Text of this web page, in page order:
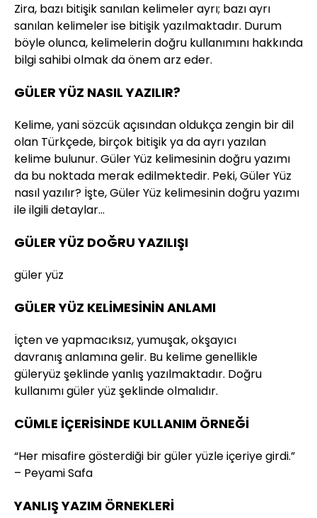
Zira, bazı bitişik sanılan kelimeler ayrı; bazı ayrı
sanılan kelimeler ise bitişik yazılmaktadır. Durum
böyle olunca, kelimelerin doğru kullanımını hakkında
bilgi sahibi olmak da önem arz eder.
GÜLER YÜZ NASIL YAZILIR?
Kelime, yani sözcük açısından oldukça zengin bir dil
olan Türkçede, birçok bitişik ya da ayrı yazılan
kelime bulunur. Güler Yüz kelimesinin doğru yazımı
da bu noktada merak edilmektedir. Peki, Güler Yüz
nasıl yazılır? İşte, Güler Yüz kelimesinin doğru yazımı
ile ilgili detaylar…
GÜLER YÜZ DOĞRU YAZILIŞI
güler yüz
GÜLER YÜZ KELİMESİNİN ANLAMI
İçten ve yapmacıksız, yumuşak, okşayıcı
davranış anlamına gelir. Bu kelime genellikle
güleryüz şeklinde yanlış yazılmaktadır. Doğru
kullanımı güler yüz şeklinde olmalıdır.
CÜMLE İÇERİSİNDE KULLANIM ÖRNEĞİ
“Her misafire gösterdiği bir güler yüzle içeriye girdi.”
– Peyami Safa
YANLIŞ YAZIM ÖRNEKLERİ